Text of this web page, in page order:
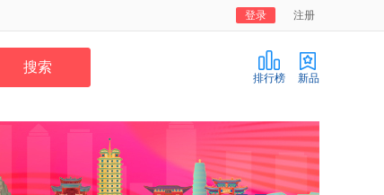
注册
登录
排行榜 新品